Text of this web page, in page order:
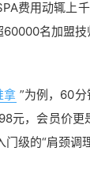
费用动辄上
名加盟技
拿 ”为例，60
元，会员价
级的“肩颈调